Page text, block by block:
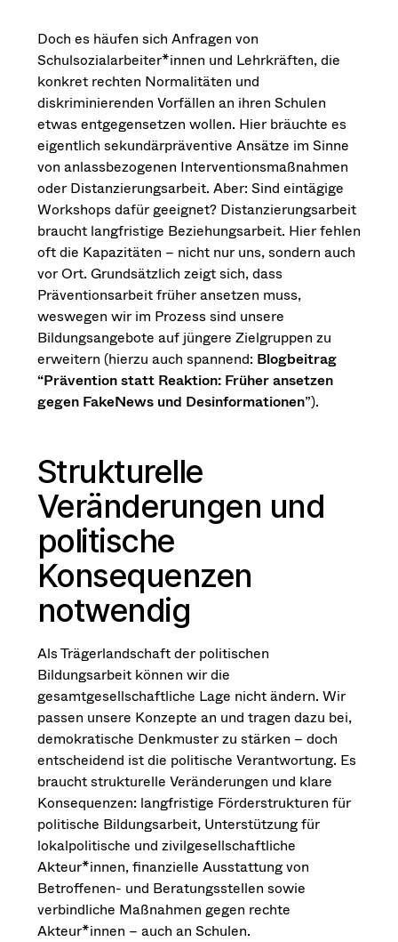
Doch es häufen sich Anfragen von
Schulsozialarbeiter*innen und Lehrkräften, die
konkret rechten Normalitäten und
diskriminierenden Vorfällen an ihren Schulen
etwas entgegensetzen wollen. Hier bräuchte es
eigentlich sekundärpräventive Ansätze im Sinne
von anlassbezogenen Interventionsmaßnahmen
oder Distanzierungsarbeit. Aber: Sind eintägige
Workshops dafür geeignet? Distanzierungsarbeit
braucht langfristige Beziehungsarbeit. Hier fehlen
oft die Kapazitäten – nicht nur uns, sondern auch
vor Ort. Grundsätzlich zeigt sich, dass
Präventionsarbeit früher ansetzen muss,
weswegen wir im Prozess sind unsere
Bildungsangebote auf jüngere Zielgruppen zu
erweitern (hierzu auch spannend: Blogbeitrag
“Prävention statt Reaktion: Früher ansetzen
gegen FakeNews und Desinformationen”).
Strukturelle
Veränderungen und
politische
Konsequenzen
notwendig
Als Trägerlandschaft der politischen
Bildungsarbeit können wir die
gesamtgesellschaftliche Lage nicht ändern. Wir
passen unsere Konzepte an und tragen dazu bei,
demokratische Denkmuster zu stärken – doch
entscheidend ist die politische Verantwortung. Es
braucht strukturelle Veränderungen und klare
Konsequenzen: langfristige Förderstrukturen für
politische Bildungsarbeit, Unterstützung für
lokalpolitische und zivilgesellschaftliche
Akteur*innen, finanzielle Ausstattung von
Betroffenen- und Beratungsstellen sowie
verbindliche Maßnahmen gegen rechte
Akteur*innen – auch an Schulen.